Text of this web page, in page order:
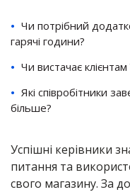
Чи потрібний
гарячі години?
Чи вистачає
Які співробітники
більше?
Успішні керівники
питання та
свого магазину. За